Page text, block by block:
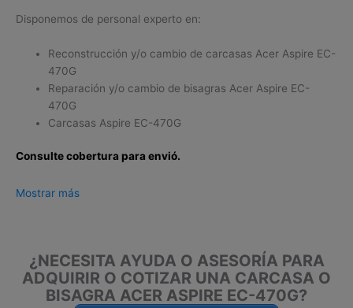
Disponemos de personal experto en:
Reconstrucción y/o cambio de carcasas Acer Aspire EC-
470G
Reparación y/o cambio de bisagras Acer Aspire EC-
470G
Carcasas Aspire EC-470G
Consulte cobertura para envió.
Leticia, Medellín, Arauca, Barranquilla, Cartagena, Tunja,
Armenia, Pereira, San Andrés, Bucaramanga, Sincelejo,
Ibagué, Cali, Mitú, Puerto Carreño.
Mostrar más
¿NECESITA AYUDA O ASESORÍA PARA
ADQUIRIR O COTIZAR UNA CARCASA O
BISAGRA ACER ASPIRE EC-470G?